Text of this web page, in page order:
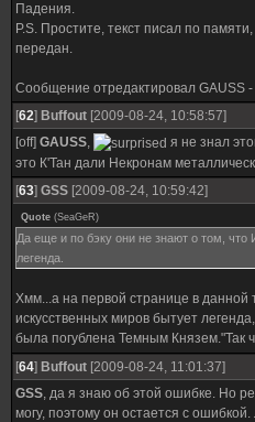
Падения.
P.S. Простите, текст писал по
передан.
Сообщение отредактировал GAUSS -
[62] Buffout [2009-08-24, 10:58:57]
[off] GAUSS,
я не знал
это К'Тан дали Некронам
[63] GSS [2009-08-24, 10:59:42]
Quote (SeaGeR)
Да еще и по бэку они не знают о том, что
легенда.
Хмм...а на первой странице в
искусственных миров бытует
была погублена Темным Князем."Так
[64] Buffout [2009-08-24, 11:01:37]
GSS, да я знаю об этой ошибке. Но
могу, поэтому он остается с ошибкой.